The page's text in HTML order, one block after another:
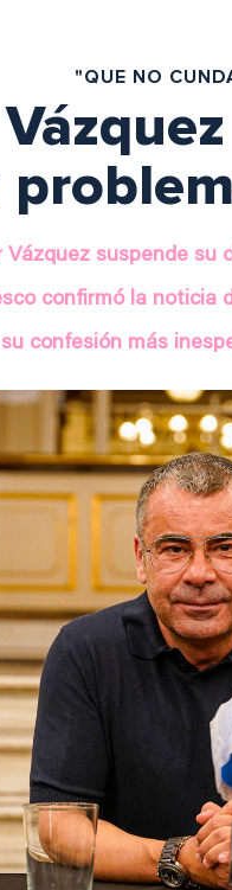
"QUE NO
Vázquez suspende
confirmó la
confesión más